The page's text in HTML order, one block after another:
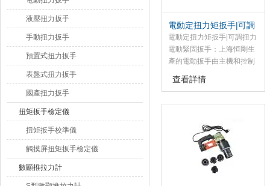
液壓扭力扳手
手動扭力扳手
預置式扭力扳手
表盤式扭力扳手
國產扭力扳手
扭矩扳手檢定儀
扭矩扳手校準儀
觸摸屏扭矩扳手檢定儀
數顯推拉力計
電動定扭力矩扳手|可調
扭力電動緊固扳手
電動定扭力矩扳手|可調扭力
電動緊固扳手：上海恒剛生
產的電動扳手由主機和控制
儀兩部分組成，主機采用雙
重絕緣單相串激式電動機和
穩，無振動、無沖擊，噪音
小，操作者不受反力矩的影
響，因而勞動強度低。額定
電壓220V50/60Hz 精度
查看詳情